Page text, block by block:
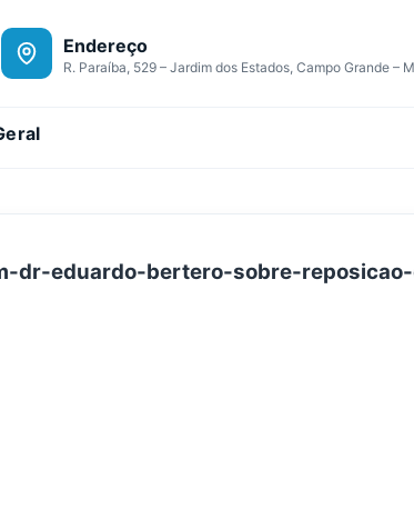
Endereço
R. Paraíba, 529 – Jardim dos Estados, Campo Grande –
dr-eduardo-bertero-sobre-